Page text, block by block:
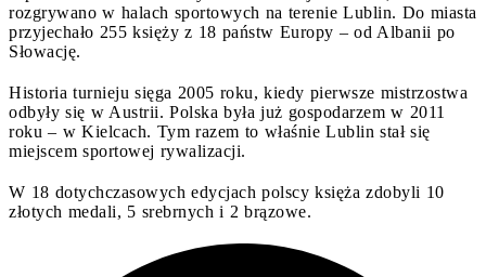
rozgrywano w halach sportowych na terenie Lublin. Do miasta
przyjechało 255 księży z 18 państw Europy – od Albanii po
Słowację.
Historia turnieju sięga 2005 roku, kiedy pierwsze mistrzostwa
odbyły się w Austrii. Polska była już gospodarzem w 2011
roku – w Kielcach. Tym razem to właśnie Lublin stał się
miejscem sportowej rywalizacji.
W 18 dotychczasowych edycjach polscy księża zdobyli 10
złotych medali, 5 srebrnych i 2 brązowe.